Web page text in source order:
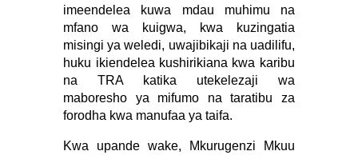
imeendelea kuwa mdau muhimu na
mfano wa kuigwa, kwa kuzingatia
misingi ya weledi, uwajibikaji na uadilifu,
huku ikiendelea kushirikiana kwa karibu
na TRA katika utekelezaji wa
maboresho ya mifumo na taratibu za
forodha kwa manufaa ya taifa.
Kwa upande wake, Mkurugenzi Mkuu